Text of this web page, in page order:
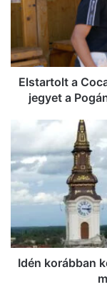
2025
Szegeden,
első
jegyet
Pogányinduló
ott
voltunk
Elstartolt a
jegyet a
kezdődik
a
téli
időszámítás,
mikor
lesz
azIdén korábban